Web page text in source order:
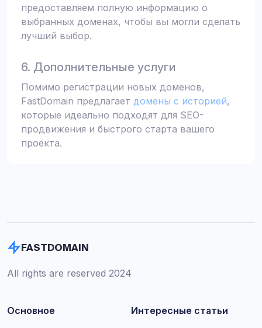
предоставляем полную информацию о
выбранных доменах, чтобы вы могли сделать
лучший выбор.
6. Дополнительные услуги
Помимо регистрации новых доменов,
FastDomain предлагает домены с историей,
которые идеально подходят для SEO-
продвижения и быстрого старта вашего
проекта.
FASTDOMAIN
All rights are reserved 2024
Основное Интересные статьи